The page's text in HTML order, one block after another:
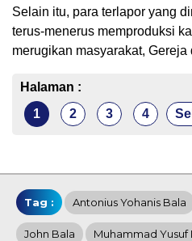
Selain itu, para terlapor yang
terus-menerus memproduksi
merugikan masyarakat, Gereja
Halaman :
1
2 3 4
Tag : Antonius Yohanis Bala
John Bala Muhammad